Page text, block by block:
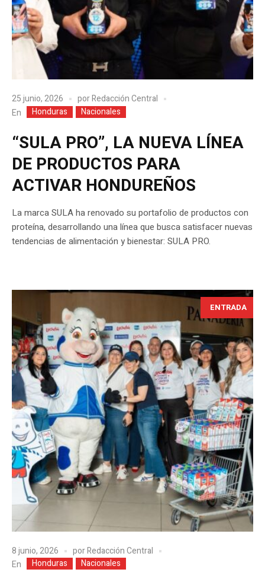
25 junio, 2026 porRedacción Central
En
Honduras Nacionales
“SULA PRO”, LA NUEVA LÍNEA
DE PRODUCTOS PARA
ACTIVAR HONDUREÑOS
La marca SULA ha renovado su portafolio de productos con
proteína, desarrollando una línea que busca satisfacer nuevas
tendencias de alimentación y bienestar: SULA PRO.
ENTRADA
8 junio, 2026 porRedacción Central
En
Honduras Nacionales